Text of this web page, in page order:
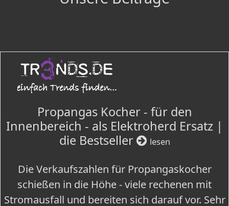
Propangas Kocher - für den
Innenbereich - als Elektroherd Ersatz |
die Bestseller
lesen
Die Verkaufszahlen für Propangaskocher
schießen in die Höhe - viele rechenen mit
Stromausfall und bereiten sich darauf vor. Sehr